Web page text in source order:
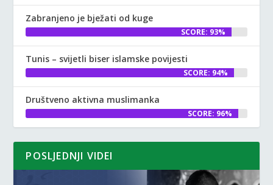
Zabranjeno je bježati od kuge
SCORE: 93%
Tunis – svijetli biser islamske povijesti
SCORE: 94%
Društveno aktivna muslimanka
SCORE: 96%
POSLJEDNJI VIDEI